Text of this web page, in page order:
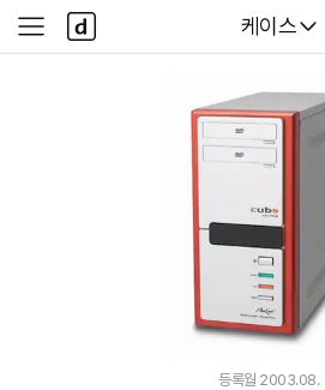
다나와
케이스
사
이
다
나
와
등록월 2003.08.